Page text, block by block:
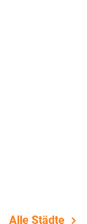
Alle Städte